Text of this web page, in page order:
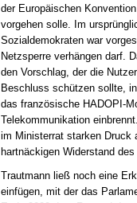
der Europäischen
vorgehen solle. Im
Sozialdemokraten war
Netzsperre verhängen darf.
den Vorschlag, der die
Beschluss schützen sollte,
das französische HADOPI-
Telekommunikation
im Ministerrat starken Druck
hartnäckigen Widerstand
Trautmann ließ noch eine
einfügen, mit der das